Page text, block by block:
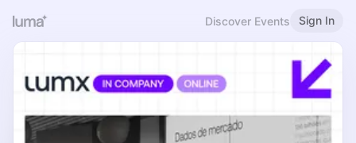
Discover Events Sign In